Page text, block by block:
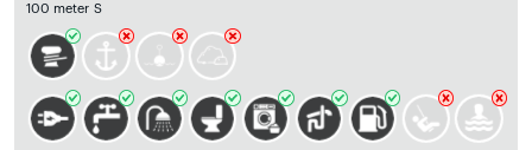
100 meter S